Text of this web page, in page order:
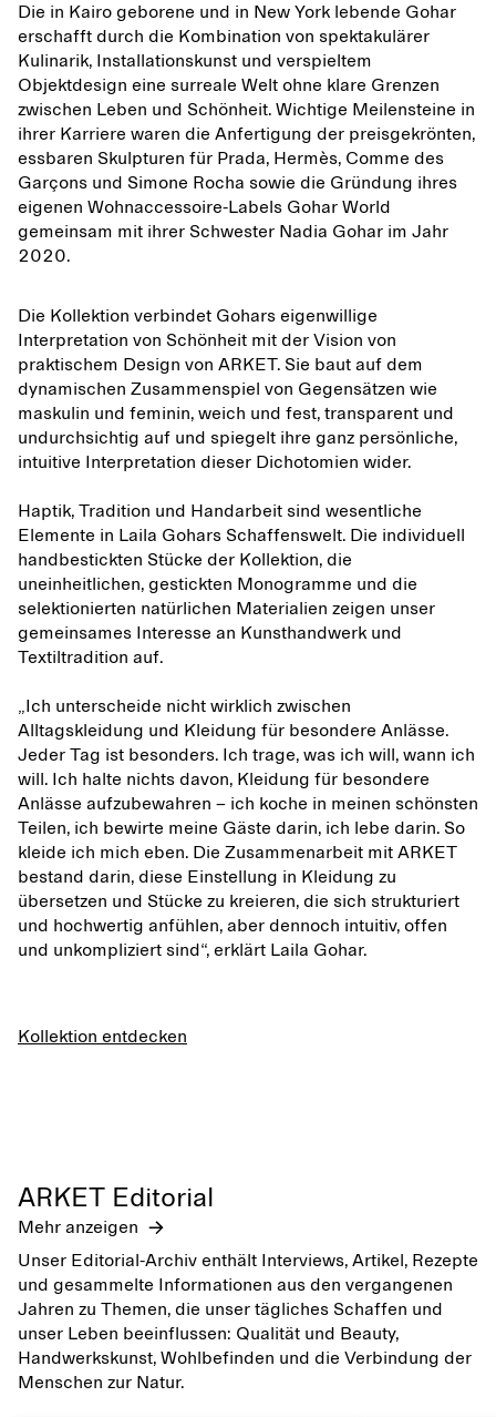
Die in Kairo geborene und in New York lebende Gohar
erschafft durch die Kombination von spektakulärer
Kulinarik, Installationskunst und verspieltem
Objektdesign eine surreale Welt ohne klare Grenzen
zwischen Leben und Schönheit. Wichtige Meilensteine in
ihrer Karriere waren die Anfertigung der preisgekrönten,
essbaren Skulpturen für Prada, Hermès, Comme des
Garçons und Simone Rocha sowie die Gründung ihres
eigenen Wohnaccessoire-Labels Gohar World
gemeinsam mit ihrer Schwester Nadia Gohar im Jahr
2020.
Die Kollektion verbindet Gohars eigenwillige
Interpretation von Schönheit mit der Vision von
praktischem Design von ARKET. Sie baut auf dem
dynamischen Zusammenspiel von Gegensätzen wie
maskulin und feminin, weich und fest, transparent und
undurchsichtig auf und spiegelt ihre ganz persönliche,
intuitive Interpretation dieser Dichotomien wider.
Haptik, Tradition und Handarbeit sind wesentliche
Elemente in Laila Gohars Schaffenswelt. Die individuell
handbestickten Stücke der Kollektion, die
uneinheitlichen, gestickten Monogramme und die
selektionierten natürlichen Materialien zeigen unser
gemeinsames Interesse an Kunsthandwerk und
Textiltradition auf.
„Ich unterscheide nicht wirklich zwischen
Alltagskleidung und Kleidung für besondere Anlässe.
Jeder Tag ist besonders. Ich trage, was ich will, wann ich
will. Ich halte nichts davon, Kleidung für besondere
Anlässe aufzubewahren – ich koche in meinen schönsten
Teilen, ich bewirte meine Gäste darin, ich lebe darin. So
kleide ich mich eben. Die Zusammenarbeit mit ARKET
bestand darin, diese Einstellung in Kleidung zu
übersetzen und Stücke zu kreieren, die sich strukturiert
und hochwertig anfühlen, aber dennoch intuitiv, offen
und unkompliziert sind“, erklärt Laila Gohar.
Kollektion entdecken
ARKET Editorial
Mehr anzeigen
Unser Editorial-Archiv enthält Interviews, Artikel, Rezepte
und gesammelte Informationen aus den vergangenen
Jahren zu Themen, die unser tägliches Schaffen und
unser Leben beeinflussen: Qualität und Beauty,
Handwerkskunst, Wohlbefinden und die Verbindung der
Menschen zur Natur.